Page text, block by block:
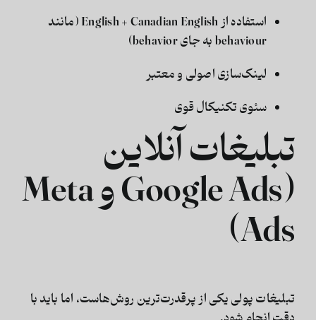
استفاده از English + Canadian English (مانند
behaviour به جای behavior)
لینک‌سازی اصولی و معتبر
سئوی تکنیکال قوی
تبلیغات آنلاین
(Google Ads و Meta
Ads)
تبلیغات پولی یکی از پرقدرت‌ترین روش‌هاست، اما باید با